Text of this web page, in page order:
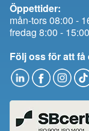
Öppettider:
mån-tors 08:00 -
fredag 8:00 - 15:00
Följ oss för att